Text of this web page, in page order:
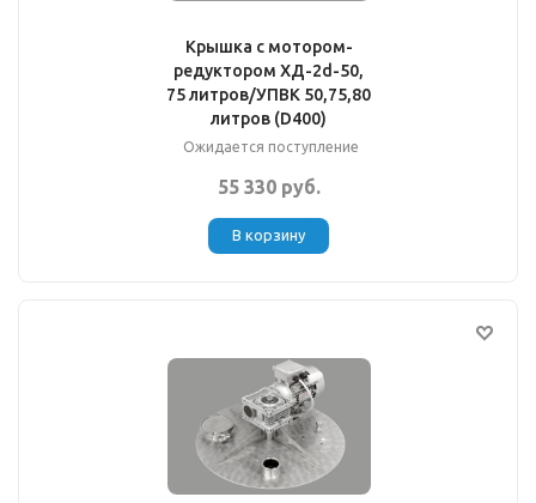
Крышка с мотором-
редуктором XД-2d-50,
75 литров/УПВК 50,75,80
литров (D400)
Ожидается поступление
55 330 руб.
В корзину